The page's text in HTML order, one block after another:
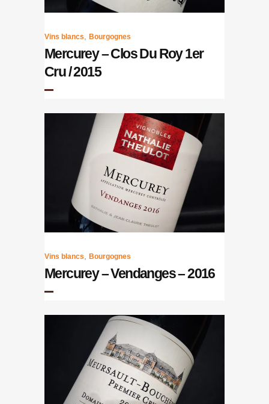
Vins blancs Bourgognes
Mercurey – Clos Du Roy 1er
Cru / 2015
Vins blancs Bourgognes
Mercurey – Vendanges – 2016